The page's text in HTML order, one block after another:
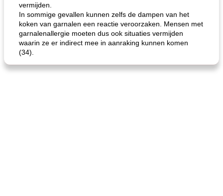
vermijden.
In sommige gevallen kunnen zelfs de dampen van het
koken van garnalen een reactie veroorzaken. Mensen met
garnalenallergie moeten dus ook situaties vermijden
waarin ze er indirect mee in aanraking kunnen komen
(34).